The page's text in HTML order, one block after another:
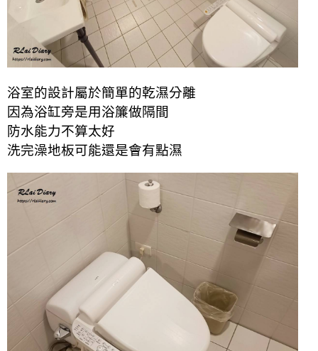
浴室的設計屬於簡單的乾濕分離
因為浴缸旁是用浴簾做隔間
防水能力不算太好
洗完澡地板可能還是會有點濕